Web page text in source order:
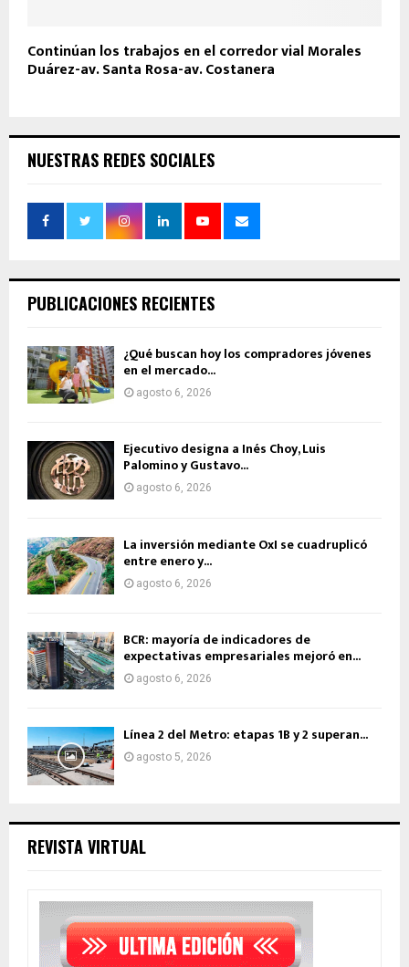
Continúan los trabajos en el corredor vial Morales
Duárez-av. Santa Rosa-av. Costanera
NUESTRAS REDES SOCIALES
PUBLICACIONES RECIENTES
¿Qué buscan hoy los compradores jóvenes
en el mercado...
agosto 6, 2026
Ejecutivo designa a Inés Choy, Luis
Palomino y Gustavo...
agosto 6, 2026
La inversión mediante OxI se cuadruplicó
entre enero y...
agosto 6, 2026
BCR: mayoría de indicadores de
expectativas empresariales mejoró en...
agosto 6, 2026
Línea 2 del Metro: etapas 1B y 2 superan...
agosto 5, 2026
REVISTA VIRTUAL